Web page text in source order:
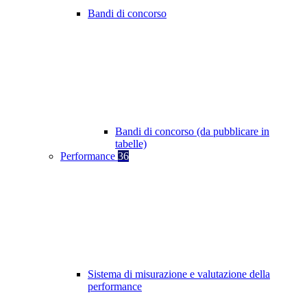
Bandi di concorso
Bandi di concorso (da pubblicare in
tabelle)
Performance 36
Sistema di misurazione e valutazione della
performance